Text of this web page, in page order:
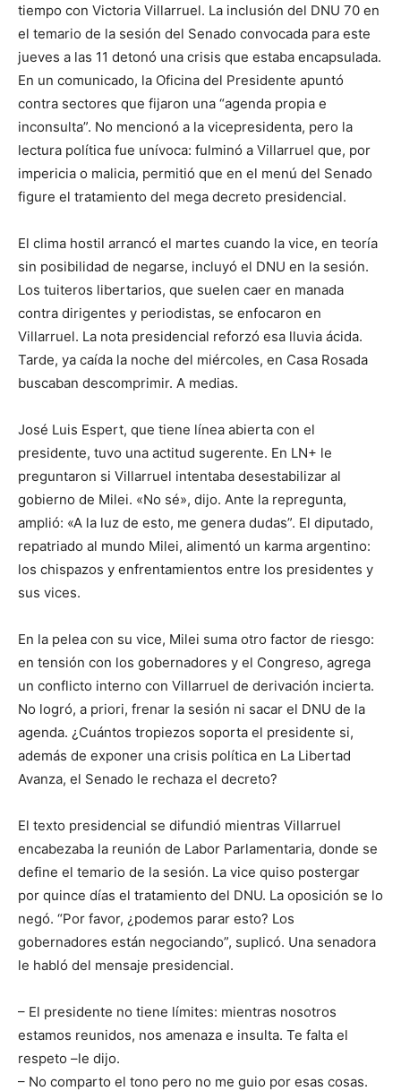
tiempo con Victoria Villarruel. La inclusión del DNU 70 en
el temario de la sesión del Senado convocada para este
jueves a las 11 detonó una crisis que estaba encapsulada.
En un comunicado, la Oficina del Presidente apuntó
contra sectores que fijaron una “agenda propia e
inconsulta”. No mencionó a la vicepresidenta, pero la
lectura política fue unívoca: fulminó a Villarruel que, por
impericia o malicia, permitió que en el menú del Senado
figure el tratamiento del mega decreto presidencial.
El clima hostil arrancó el martes cuando la vice, en teoría
sin posibilidad de negarse, incluyó el DNU en la sesión.
Los tuiteros libertarios, que suelen caer en manada
contra dirigentes y periodistas, se enfocaron en
Villarruel. La nota presidencial reforzó esa lluvia ácida.
Tarde, ya caída la noche del miércoles, en Casa Rosada
buscaban descomprimir. A medias.
José Luis Espert, que tiene línea abierta con el
presidente, tuvo una actitud sugerente. En LN+ le
preguntaron si Villarruel intentaba desestabilizar al
gobierno de Milei. «No sé», dijo. Ante la repregunta,
amplió: «A la luz de esto, me genera dudas”. El diputado,
repatriado al mundo Milei, alimentó un karma argentino:
los chispazos y enfrentamientos entre los presidentes y
sus vices.
En la pelea con su vice, Milei suma otro factor de riesgo:
en tensión con los gobernadores y el Congreso, agrega
un conflicto interno con Villarruel de derivación incierta.
No logró, a priori, frenar la sesión ni sacar el DNU de la
agenda. ¿Cuántos tropiezos soporta el presidente si,
además de exponer una crisis política en La Libertad
Avanza, el Senado le rechaza el decreto?
El texto presidencial se difundió mientras Villarruel
encabezaba la reunión de Labor Parlamentaria, donde se
define el temario de la sesión. La vice quiso postergar
por quince días el tratamiento del DNU. La oposición se lo
negó. “Por favor, ¿podemos parar esto? Los
gobernadores están negociando”, suplicó. Una senadora
le habló del mensaje presidencial.
– El presidente no tiene límites: mientras nosotros
estamos reunidos, nos amenaza e insulta. Te falta el
respeto –le dijo.
– No comparto el tono pero no me guio por esas cosas.